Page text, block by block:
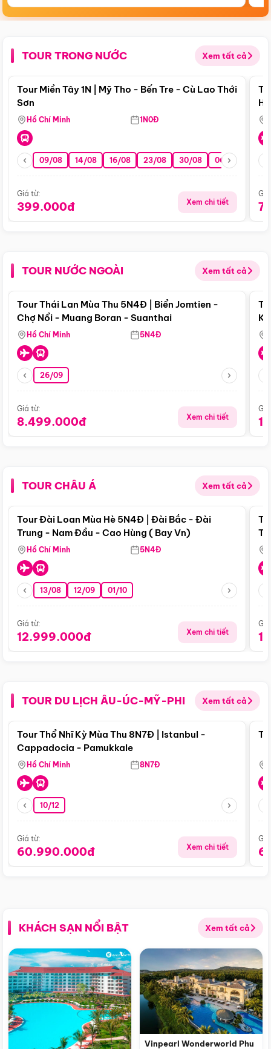
TOUR TRONG NƯỚC Xem tất cả
Điểm nổi bật
Tour Miền Tây 1N | Mỹ Tho - Bến Tre - Cù Lao Thới
Sơn
Hồ Chí Minh 1N0Đ
09/08 14/08 16/08 23/08 30/08 06/09 13/09
Giá từ:
399.000đ Xem chi tiết
TOUR NƯỚC NGOÀI Xem tất cả
Điểm nổi bật
Tour Thái Lan Mùa Thu 5N4Đ | Biển Jomtien -
Chợ Nổi - Muang Boran - Suanthai
Hồ Chí Minh 5N4Đ
26/09
Giá từ:
8.499.000đ Xem chi tiết
TOUR CHÂU Á Xem tất cả
Điểm nổi bật
Tour Đài Loan Mùa Hè 5N4Đ | Đài Bắc - Đài
Trung - Nam Đầu - Cao Hùng ( Bay Vn)
Hồ Chí Minh 5N4Đ
13/08 12/09 01/10
Giá từ:
12.999.000đ Xem chi tiết
TOUR DU LỊCH ÂU-ÚC-MỸ-PHI Xem tất cả
Điểm nổi bật
Tour Thổ Nhĩ Kỳ Mùa Thu 8N7Đ | Istanbul -
Cappadocia - Pamukkale
Hồ Chí Minh 8N7Đ
10/12
Giá từ:
60.990.000đ Xem chi tiết
KHÁCH SẠN NỔI BẬT Xem tất cả
Vinpearl Wonderworld Phu